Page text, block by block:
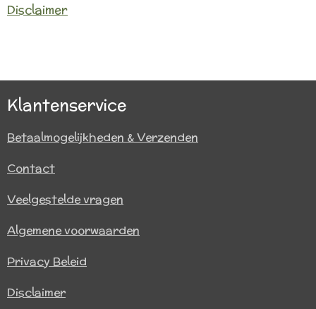
Disclaimer
Klantenservice
Betaalmogelijkheden & Verzenden
Contact
Veelgestelde vragen
Algemene voorwaarden
Privacy Beleid
Disclaimer